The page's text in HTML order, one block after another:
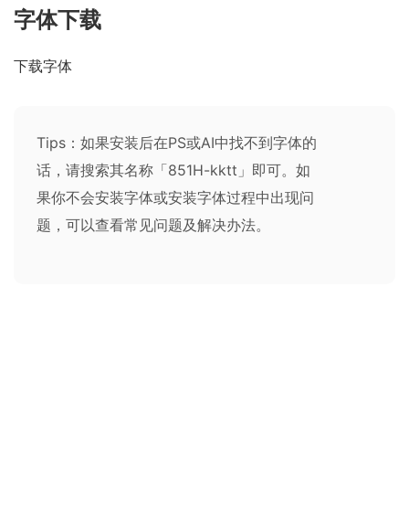
字体下载
下载字体
Tips：如果安装后在PS或AI中找不到字体的
话，请搜索其名称「851H-kktt」即可。如
果你不会安装字体或安装字体过程中出现问
题，可以查看常见问题及解决办法。